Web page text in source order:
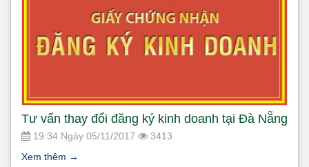
Tư vấn thay đổi đăng ký kinh doanh tại Đà Nẵng
19:34 Ngày 05/11/2017
3413
Xem thêm →